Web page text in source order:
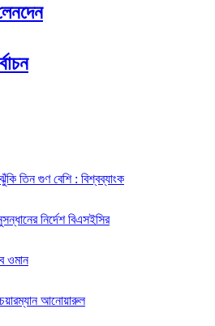
তিন গুণ বেশি : বিশ্বব্যাংক
নির্দেশ বিএসইসির
ওমান
চেয়ারম্যান আনোয়ারুল